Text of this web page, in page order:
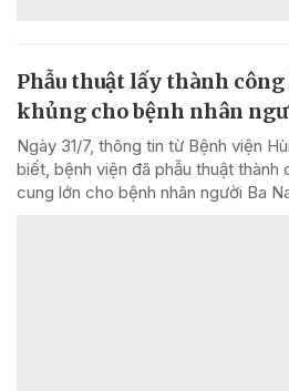
Phẫu thuật lấy thành
khủng cho bệnh nhân
Ngày 31/7, thông tin từ Bệnh viện
biết, bệnh viện đã phẫu thuật thành
cung lớn cho bệnh nhân người Ba